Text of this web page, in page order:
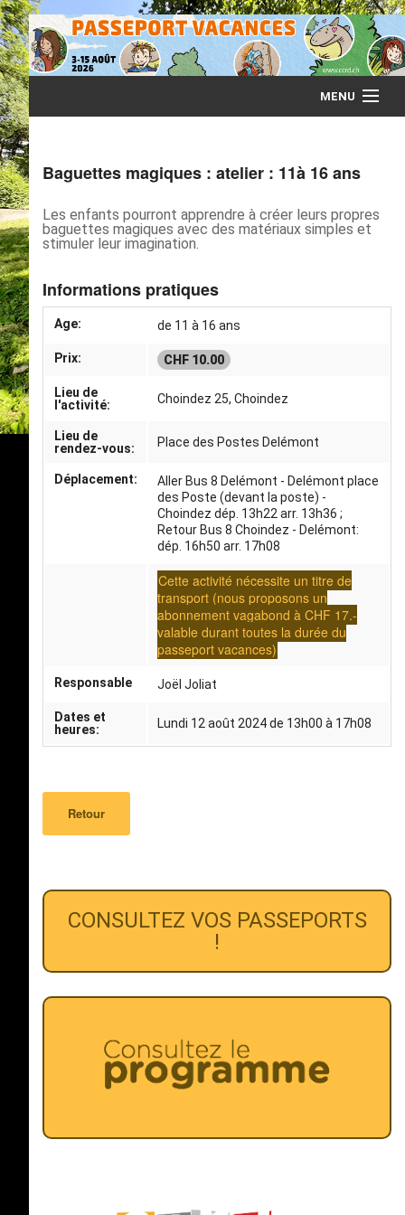
MENU
Infos
Programme
Animateurs
Accompagnants
Baguettes magiques : atelier : 11à 16 ans
Les enfants pourront apprendre à créer leurs propres
baguettes magiques avec des matériaux simples et
stimuler leur imagination.
Informations pratiques
Age: de 11 à 16 ans
Prix: CHF 10.00
Lieu de
l'activité:
Choindez 25, Choindez
Lieu de
rendez-vous:
Place des Postes Delémont
Déplacement:
Aller Bus 8 Delémont - Delémont place
des Poste (devant la poste) -
Choindez dép. 13h22 arr. 13h36 ;
Retour Bus 8 Choindez - Delémont:
dép. 16h50 arr. 17h08
Cette activité nécessite un titre de
transport (nous proposons un
abonnement vagabond à CHF 17.-
valable durant toutes la durée du
passeport vacances)
Responsable Joël Joliat
Dates et
heures:
Lundi 12 août 2024 de 13h00 à 17h08
Retour
CONSULTEZ VOS PASSEPORTS
!